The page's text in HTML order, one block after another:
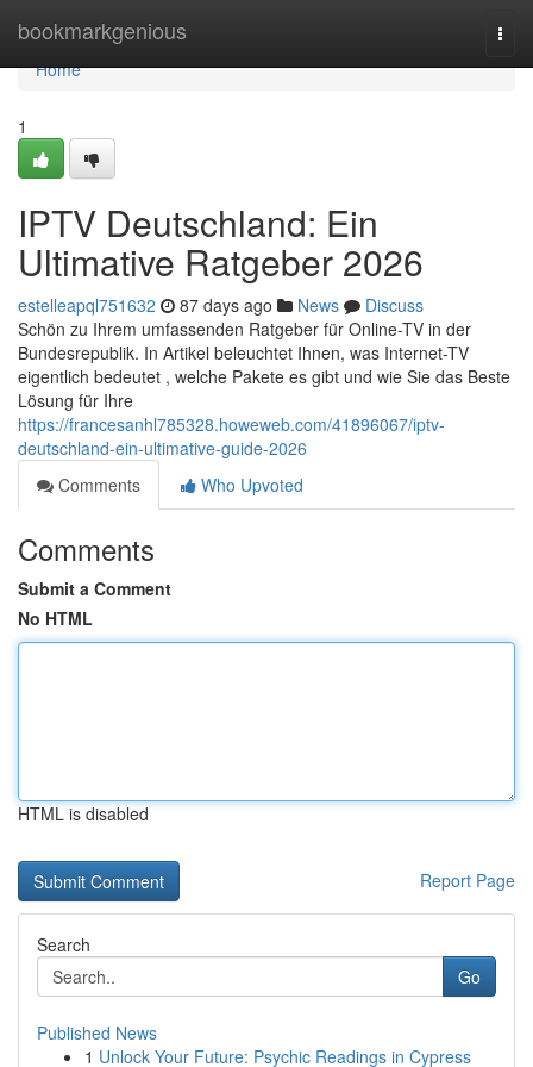
bookmarkgenious
Home
Home
1
IPTV Deutschland: Ein
Ultimative Ratgeber 2026
estelleapql751632 87 days ago News
Discuss
Schön zu Ihrem umfassenden Ratgeber für Online-TV in der
Bundesrepublik. In Artikel beleuchtet Ihnen, was Internet-TV
eigentlich bedeutet , welche Pakete es gibt und wie Sie das Beste
Lösung für Ihre
https://francesanhl785328.howeweb.com/41896067/iptv-
deutschland-ein-ultimative-guide-2026
Comments
Who Upvoted
Comments
Submit a Comment
No HTML
HTML is disabled
Report Page
Search
Go
Published News
1 Unlock Your Future: Psychic Readings in Cypress